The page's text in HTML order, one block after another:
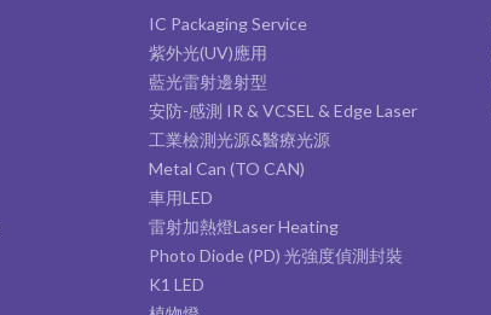
270-280
IC Packaging Service
紫外光(UV)應用
藍光雷射邊射型
安防-感測 IR & VCSEL & Edge Laser
工業檢測光源&醫療光源
Metal Can (TO CAN)
車用LED
雷射加熱燈Laser Heating
Photo Diode (PD) 光強度偵測封裝
K1 LED